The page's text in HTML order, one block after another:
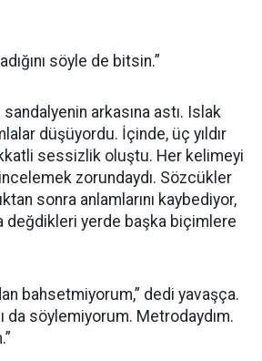
söyle de bitsin.”
arkasına astı. Islak
düşüyordu. İçinde, üç yıldır
sessizlik oluştu. Her kelimeyi
zorundaydı. Sözcükler
sonra anlamlarını kaybediyor,
değdikleri yerde başka biçimlere
bahsetmiyorum,” dedi yavaşça.
da söylemiyorum. Metrodaydım.